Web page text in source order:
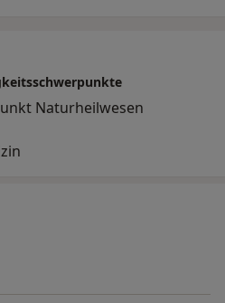
Naturheilwesen